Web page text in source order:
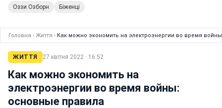
Оззи Озборн Біженці
Головна › Життя › Как можно экономить на электроэнергии во время
ЖИТТЯ 27 квітня 2022 · 16:52
Как можно экономить на
электроэнергии во время войны:
основные правила